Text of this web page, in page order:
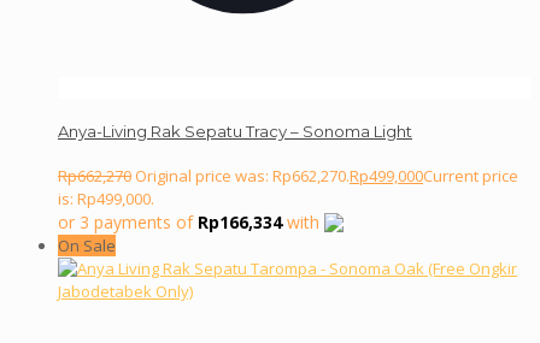
Anya-Living Rak Sepatu Tracy – Sonoma Light
Rp662,270 Original price was: Rp662,270.Rp499,000Current price
is: Rp499,000.
or 3 payments of Rp166,334with
On Sale